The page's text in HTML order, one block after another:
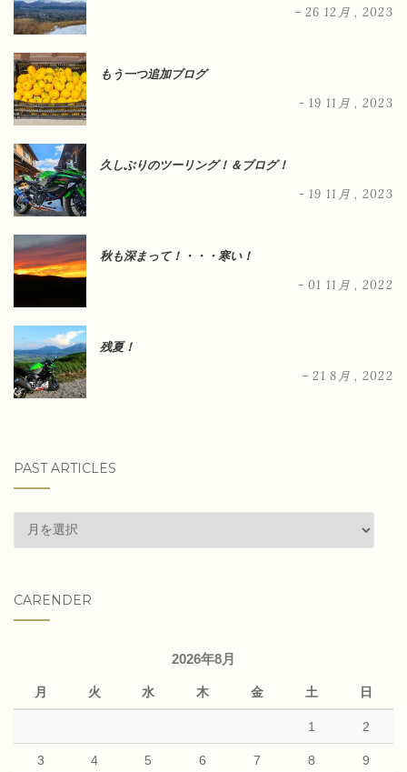
- 26 12月 , 2023
もう一つ追加ブログ
- 19 11月 , 2023
久しぶりのツーリング！＆ブログ！
- 19 11月 , 2023
秋も深まって！・・・寒い！
- 01 11月 , 2022
残夏！
- 21 8月 , 2022
PAST ARTICLES
past
articles
CARENDER
2026年8月
月 火 水 木 金 土 日
1 2
3 4 5 6 7 8 9